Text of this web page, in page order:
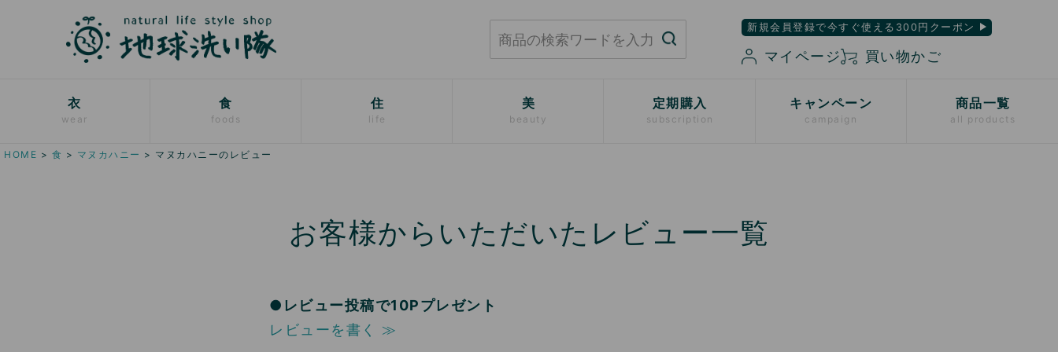
新規会員登録で今すぐ使える300円クーポン
マイページ 買い物かご
衣
wear
食
foods
住
life
美
beauty
定期購入
subscription
キャンペーン
campaign
商品一覧
all products
HOME 食 マヌカハニー マヌカハニーのレビュー
お客様からいただいたレビュー一覧
●レビュー投稿で10Pプレゼント
レビューを書く ≫